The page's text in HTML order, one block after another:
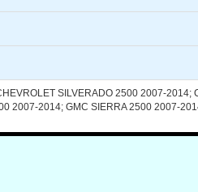
V8 6.2L
V8 5.3L
V8 6.2L
SILVERADO 2500 2007-2014;
2007-2014; GMC SIERRA 2500 2007-